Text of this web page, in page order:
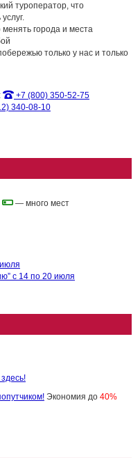
туроператор, что
города и места
только у нас и только
+7 (800) 350-52-75
340-08-10
— много мест
с 14 по 20 июля
Экономия до 40%